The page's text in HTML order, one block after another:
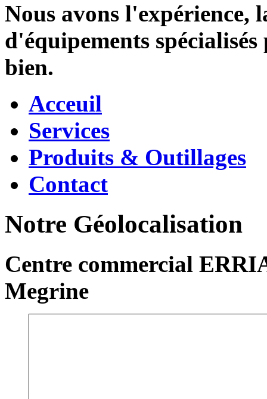
Nous avons l'expérience,
d'équipements
bien.
Acceuil
Services
Produits & Outillages
Contact
Notre Géolocalisation
Centre commercial
Megrine